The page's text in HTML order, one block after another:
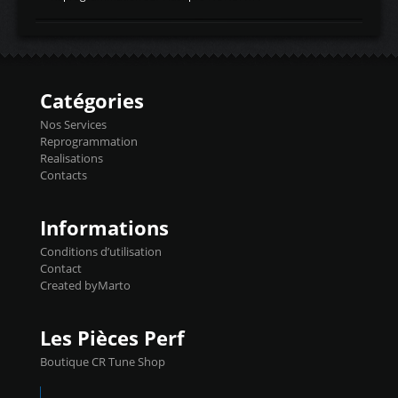
d'admissiontemp ex. pour atmo -30- 80°C
temperaturetemperature ldr moteurtemp
Injecteurs + Flashpro 1370€ TTC Le
précise et performante. Vous pourrez
basculer de la carto sans plomb à Ethanol à
l'aide du flashpro OPTION ECONOMIQUES
Reprog SP 98 sur le calculateur d'origine
450€ TTC Un gain d'environ 10cv et 15nm
Catégories
Nos Services
Reprogrammation
Realisations
Contacts
Informations
Conditions d’utilisation
Contact
Created byMarto
Les Pièces Perf
Boutique CR Tune Shop